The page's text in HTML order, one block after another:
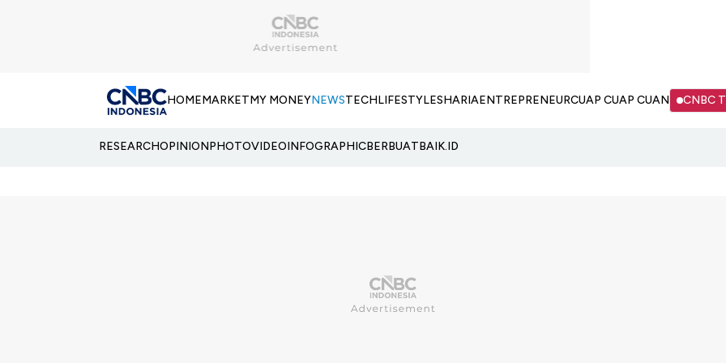
HOMEMARKETMY MONEYNEWSTECHLIFESTYLESHARIAENTREPRENEURCUAP CUAP CUAN CNBC
RESEARCHOPINIONPHOTOVIDEOINFOGRAPHICBERBUATBAIK.ID